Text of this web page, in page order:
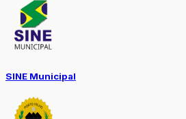
SINE Municipal